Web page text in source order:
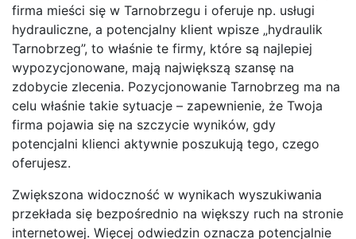
firma mieści się w Tarnobrzegu i oferuje np. usługi
hydrauliczne, a potencjalny klient wpisze „hydraulik
Tarnobrzeg”, to właśnie te firmy, które są najlepiej
wypozycjonowane, mają największą szansę na
zdobycie zlecenia. Pozycjonowanie Tarnobrzeg ma na
celu właśnie takie sytuacje – zapewnienie, że Twoja
firma pojawia się na szczycie wyników, gdy
potencjalni klienci aktywnie poszukują tego, czego
oferujesz.
Zwiększona widoczność w wynikach wyszukiwania
przekłada się bezpośrednio na większy ruch na stronie
internetowej. Więcej odwiedzin oznacza potencjalnie